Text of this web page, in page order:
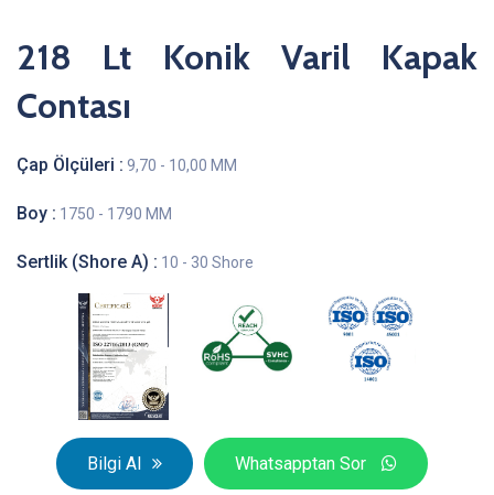
218 Lt Konik Varil Kapak
Contası
Çap Ölçüleri : 9,70 - 10,00 MM
Boy : 1750 - 1790 MM
Sertlik (Shore A) : 10 - 30 Shore
Bilgi Al Whatsapptan Sor